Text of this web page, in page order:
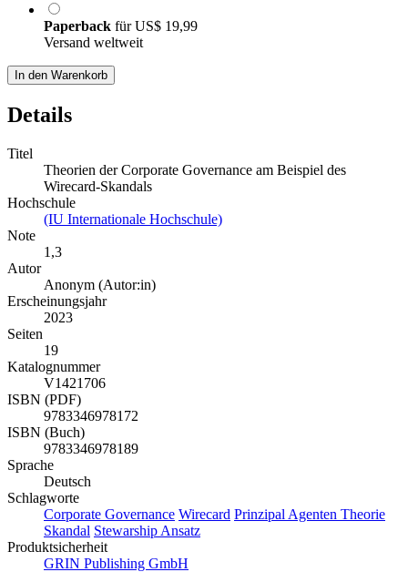
Paperback fürUS$ 19,99
Versand weltweit
In den Warenkorb
Details
Titel
Theorien der Corporate Governance am Beispiel des
Wirecard-Skandals
Hochschule
(IU Internationale Hochschule)
Note
1,3
Autor
Anonym (Autor:in)
Erscheinungsjahr
2023
Seiten
19
Katalognummer
V1421706
ISBN (PDF)
9783346978172
ISBN (Buch)
9783346978189
Sprache
Deutsch
Schlagworte
Corporate Governance Wirecard Prinzipal Agenten Theorie
Skandal Stewarship Ansatz
Produktsicherheit
GRIN Publishing GmbH